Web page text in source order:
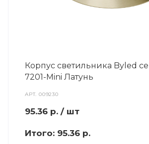
Корпус светильника Byled
7201-Mini Латунь
АРТ.009230
95.36 р. / шт
Итого: 95.36 р.